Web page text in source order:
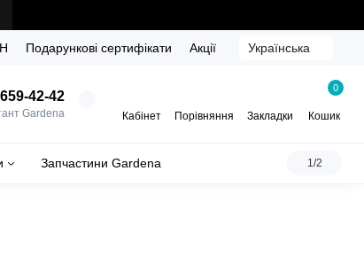
Подарункові сертифікати Акції Українська
42-42
Gardena Кабінет Порівняння Закладки
0
Кошик
Запчастини Gardena 1/2